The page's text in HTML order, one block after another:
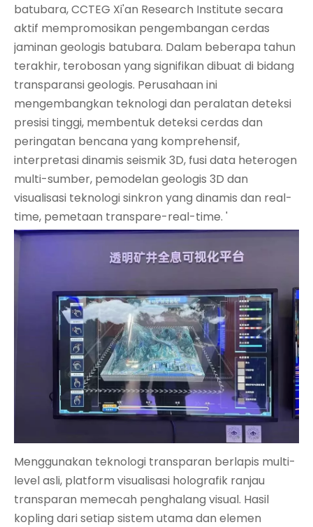
batubara, CCTEG Xi'an Research Institute secara
aktif mempromosikan pengembangan cerdas
jaminan geologis batubara. Dalam beberapa tahun
terakhir, terobosan yang signifikan dibuat di bidang
transparansi geologis. Perusahaan ini
mengembangkan teknologi dan peralatan deteksi
presisi tinggi, membentuk deteksi cerdas dan
peringatan bencana yang komprehensif,
interpretasi dinamis seismik 3D, fusi data heterogen
multi-sumber, pemodelan geologis 3D dan
visualisasi teknologi sinkron yang dinamis dan real-
time, pemetaan transpare-real-time. '
Menggunakan teknologi transparan berlapis multi-
level asli, platform visualisasi holografik ranjau
transparan memecah penghalang visual. Hasil
kopling dari setiap sistem utama dan elemen